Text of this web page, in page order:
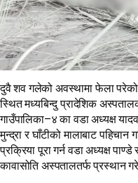
दुवै शव गलेको अवस्थामा फेला
स्थित मध्यबिन्दु प्रादेशिक
गाउँपालिका–४ का वडा अध्यक्ष
मुन्द्रा र घाँटीको मालाबाट
प्रक्रिया पूरा गर्न वडा अध्यक्ष
कावासोति अस्पतालतर्फ प्रस्थान